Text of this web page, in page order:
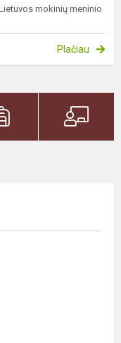
mokinių meninio
Plačiau